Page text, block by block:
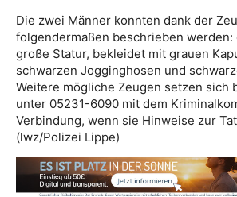
Die zwei Männer konnten dank der
folgendermaßen beschrieben werden:
große Statur, bekleidet mit grauen
schwarzen Jogginghosen und
Weitere mögliche Zeugen setzen sich
unter 05231-6090 mit dem
Verbindung, wenn sie Hinweise zur
(lwz/Polizei Lippe)